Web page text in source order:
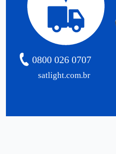
satlight.com.br
0800 026 0707